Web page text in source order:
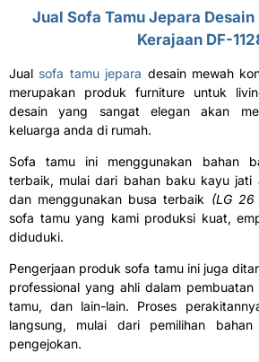
Jual Sofa Tamu Jepara Desain
Kerajaan DF-
Jual sofa tamu jepara desain mewah
merupakan produk furniture untuk
desain yang sangat elegan akan
keluarga anda di rumah.
Sofa tamu ini menggunakan bahan
terbaik, mulai dari bahan baku kayu jati
dan menggunakan busa terbaik (LG
sofa tamu yang kami produksi kuat,
diduduki.
Pengerjaan produk sofa tamu ini juga
professional yang ahli dalam
tamu, dan lain-lain. Proses
langsung, mulai dari pemilihan
pengejokan.